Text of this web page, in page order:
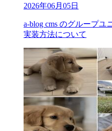
2026年06月05日
a-blog cms のグループユ
実装方法について